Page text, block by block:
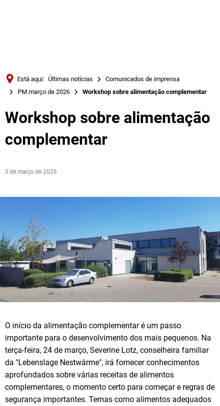
Русский
Está aqui: Últimas notícias
Comunicados de imprensa
PM março de 2026
Workshop sobre alimentação complementar
Workshop sobre alimentação
complementar
3 de março de 2026
O início da alimentação complementar é um passo
importante para o desenvolvimento dos mais pequenos. Na
terça-feira, 24 de março, Severine Lotz, conselheira familiar
da "Lebenslage Nestwärme", irá fornecer conhecimentos
aprofundados sobre várias receitas de alimentos
complementares, o momento certo para começar e regras de
segurança importantes. Temas como alimentos adequados